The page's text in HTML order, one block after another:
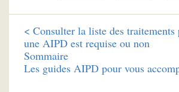
< Consulter la liste des traitements
une AIPD est requise ou non
Sommaire
Les guides AIPD pour vous